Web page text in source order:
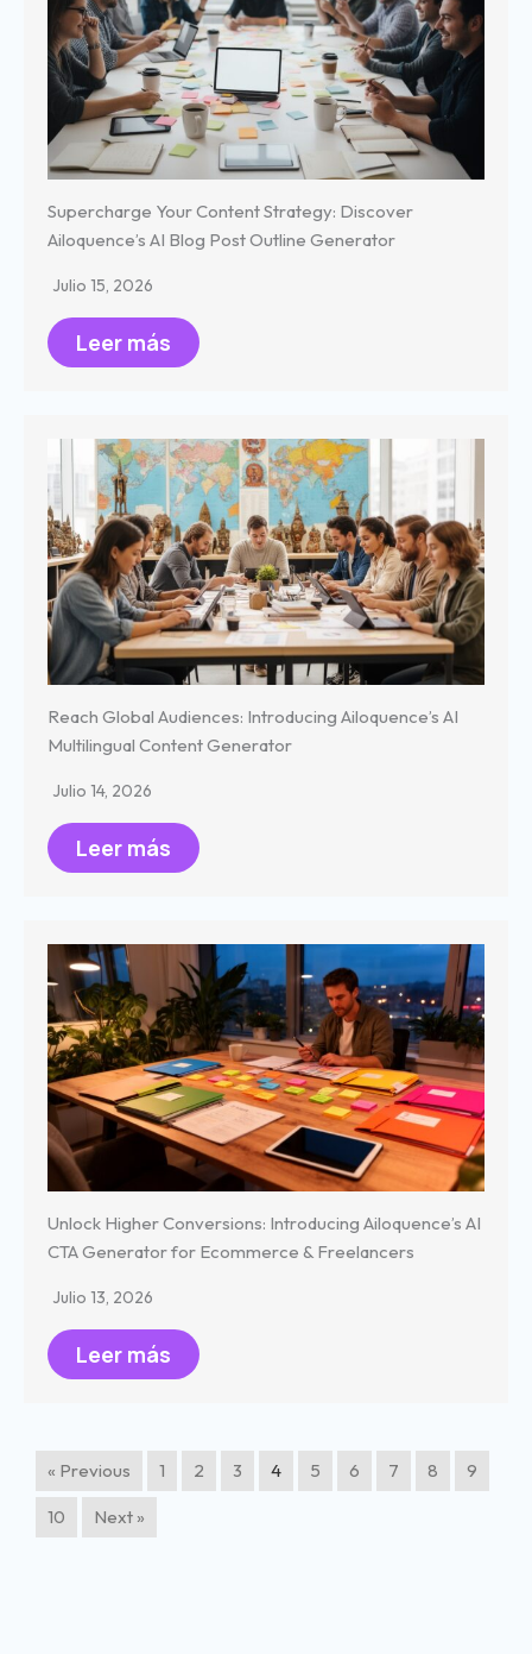
Supercharge Your Content Strategy: Discover
Ailoquence’s AI Blog Post Outline Generator
Julio 15, 2026
Leer más
Reach Global Audiences: Introducing Ailoquence’s AI
Multilingual Content Generator
Julio 14, 2026
Leer más
Unlock Higher Conversions: Introducing Ailoquence’s AI
CTA Generator for Ecommerce & Freelancers
Julio 13, 2026
Leer más
« Previous 1 2 3 4 5 6 7 8 9
10 Next »